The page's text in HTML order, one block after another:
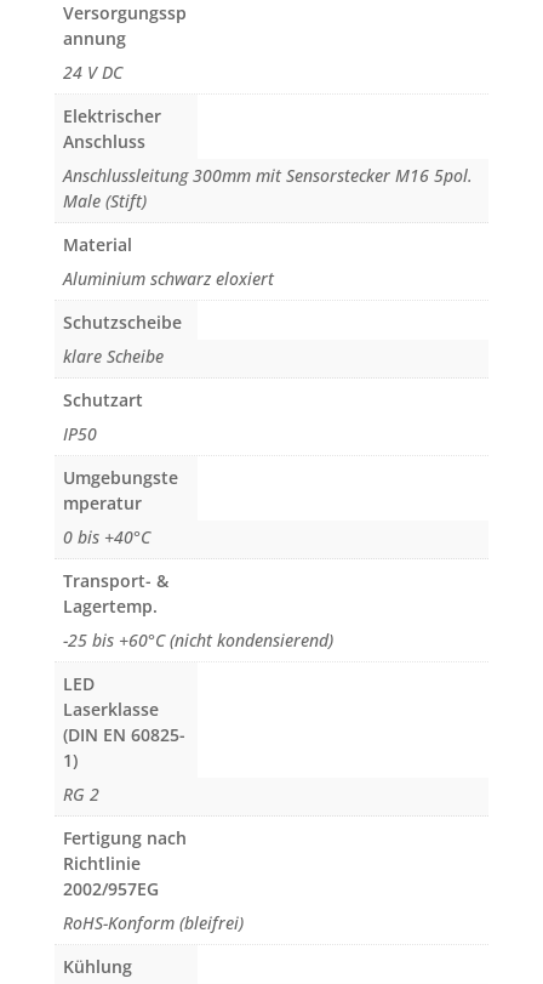
Versorgungssp
annung
24 V DC
Elektrischer
Anschluss
Anschlussleitung 300mm mit Sensorstecker M16 5pol.
Male (Stift)
Material
Aluminium schwarz eloxiert
Schutzscheibe
klare Scheibe
Schutzart
IP50
Umgebungste
mperatur
0 bis +40°C
Transport- &
Lagertemp.
-25 bis +60°C (nicht kondensierend)
LED
Laserklasse
(DIN EN 60825-
1)
RG 2
Fertigung nach
Richtlinie
2002/957EG
RoHS-Konform (bleifrei)
Kühlung